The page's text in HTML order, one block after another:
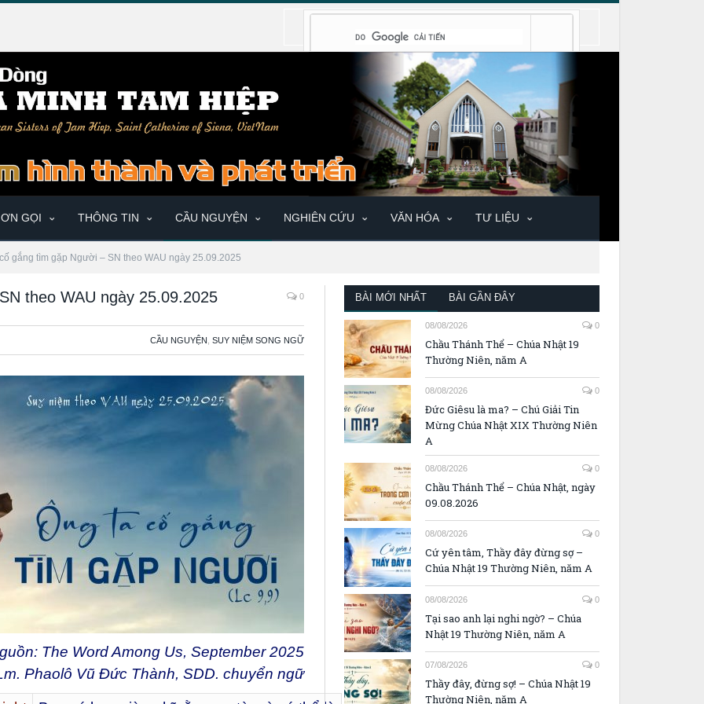
ƠN GỌI THÔNG TIN CẦU NGUYỆN NGHIÊN CỨU VĂN HÓA TƯ LIỆU
gắng tìm gặp Người – SN theo WAU ngày 25.09.2025
theo WAU ngày 25.09.2025 0
CẦU NGUYỆN SUY NIỆM SONG NGỮ
The Word Among Us, September 2025
Phaolô Vũ Đức Thành, SDD. chuyển ngữ
BÀI MỚI NHẤT BÀI GẦN ĐÂY
08/08/2026 0
Chầu Thánh Thể – Chúa Nhật 19
Thường Niên, năm A
08/08/2026 0
Đức Giêsu là ma? – Chú Giải Tin
Mừng Chúa Nhật XIX Thường Niên
A
08/08/2026 0
Chầu Thánh Thể – Chúa Nhật, ngày
09.08.2026
08/08/2026 0
Cứ yên tâm, Thầy đây đừng sợ –
Chúa Nhật 19 Thường Niên, năm A
08/08/2026 0
Tại sao anh lại nghi ngờ? – Chúa
Nhật 19 Thường Niên, năm A
07/08/2026 0
Thầy đây, đừng sợ! – Chúa Nhật 19
Thường Niên, năm A